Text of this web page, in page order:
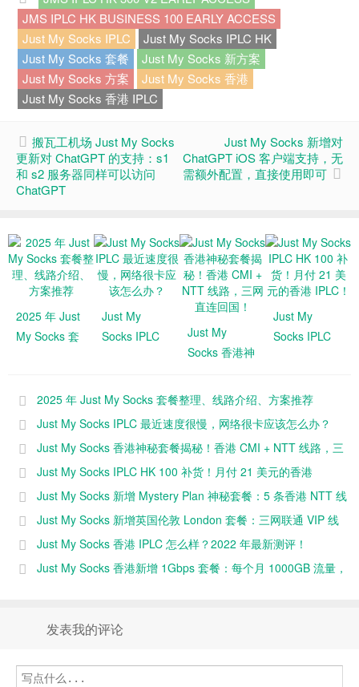
JMS IPLC HK BUSINESS 100 EARLY ACCESS
Just My Socks IPLC
Just My Socks IPLC HK
Just My Socks 套餐
Just My Socks 新方案
Just My Socks 方案
Just My Socks 香港
Just My Socks 香港 IPLC
搬瓦工机场 Just My Socks
更新对 ChatGPT 的支持：s1
和 s2 服务器同样可以访问
ChatGPT
Just My Socks 新增对
ChatGPT iOS 客户端支持，无
需额外配置，直接使用即可
2025 年 Just
My Socks 套
荐
Just My
Socks IPLC
应该怎么办？
Just My
Socks 香港神
香港 CMI +
三网直连回
国！
Just My
Socks IPLC
美元的香港
IPLC！
2025 年 Just My Socks 套餐整理、线路介绍、方案推荐
Just My Socks IPLC 最近速度很慢，网络很卡应该怎么办？
Just My Socks 香港神秘套餐揭秘！香港 CMI + NTT 线路，三
网直连回国！
Just My Socks IPLC HK 100 补货！月付 21 美元的香港
IPLC！Just My Socks 新增 Mystery Plan 神秘套餐：5 条香港 NTT 线
路，月付 8.99 美元
Just My Socks 新增英国伦敦 London 套餐：三网联通 VIP 线
路，月付 5.5 美元，抢先体验中
Just My Socks 香港 IPLC 怎么样？2022 年最新测评！
Just My Socks 香港新增 1Gbps 套餐：每个月 1000GB 流量，
发表我的评论